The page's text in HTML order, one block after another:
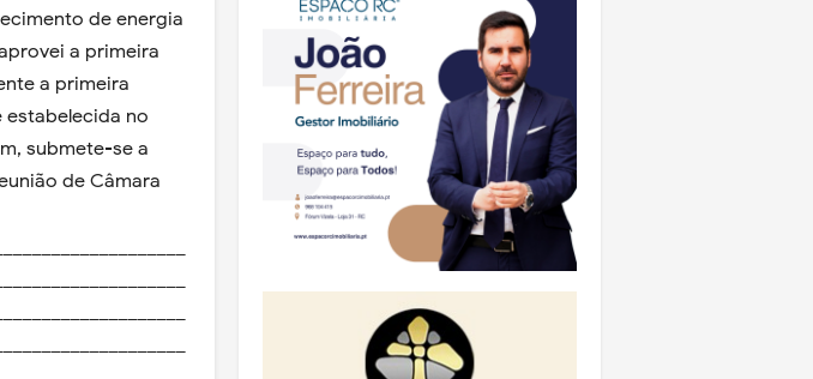
de energia
a primeira
a primeira
estabelecida no
submete-se a
de Câmara